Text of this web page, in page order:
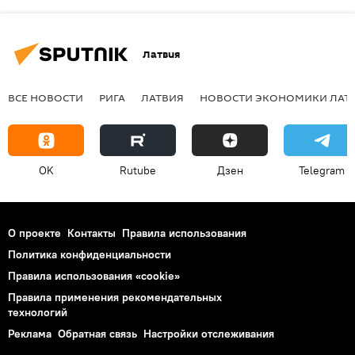
Латвия
ВСЕ НОВОСТИ РИГА ЛАТВИЯ НОВОСТИ ЭКОНОМИКИ
OK Rutube Дзен Telegram
О проекте Контакты Правила использования
Политика конфиденциальности
Правила использования «cookie»
Правила применения рекомендательных
технологий
Реклама Обратная связь Настройки отслеживания